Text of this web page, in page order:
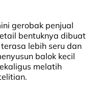
gerobak penjual
bentuknya dibuat
lebih seru dan
balok kecil
melatih